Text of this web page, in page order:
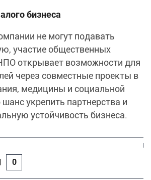
бизнеса
не могут подавать
участие общественных
открывает возможности для
через совместные проекты в
медицины и социальной
укрепить партнерства и
устойчивость бизнеса.
0